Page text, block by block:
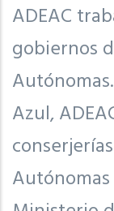
ADEAC
gobiernos
Azul,